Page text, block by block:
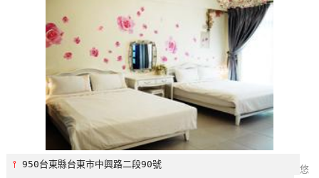
⫯950台東縣台東市中興路二段90號
悠